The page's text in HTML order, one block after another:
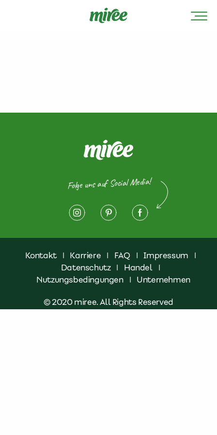
Folge uns auf Social Media!
Kontakt | Karriere | FAQ | Impressum
|
Datenschutz | Handel
|
Nutzungsbedingungen
| Unternehmen
© 2020 miree. All Rights Reserved